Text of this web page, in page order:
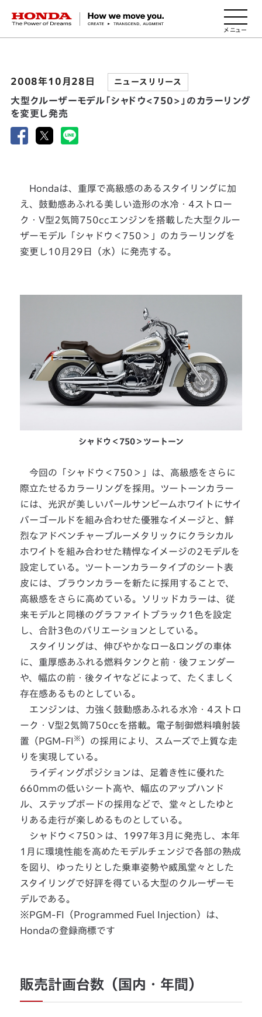
HONDA The Power of Dreams
2008年10月28日 ニュースリリース
大型クルーザーモデル「シャドウ<750>」のカラーリング
を変更し発売
Hondaは、重厚で高級感のあるスタイリングに加
え、鼓動感あふれる美しい造形の水冷・4ストロー
ク・V型2気筒750ccエンジンを搭載した大型クルー
ザーモデル「シャドウ＜750＞」のカラーリングを
変更し10月29日（水）に発売する。
シャドウ＜750＞ツートーン
今回の「シャドウ＜750＞」は、高級感をさらに
際立たせるカラーリングを採用。ツートーンカラー
には、光沢が美しいパールサンビームホワイトにサイ
バーゴールドを組み合わせた優雅なイメージと、鮮
烈なアドベンチャーブルーメタリックにクラシカル
ホワイトを組み合わせた精悍なイメージの2モデルを
設定している。ツートーンカラータイプのシート表
皮には、ブラウンカラーを新たに採用することで、
高級感をさらに高めている。ソリッドカラーは、従
来モデルと同様のグラファイトブラック1色を設定
し、合計3色のバリエーションとしている。
スタイリングは、伸びやかなロー&ロングの車体
に、重厚感あふれる燃料タンクと前・後フェンダー
や、幅広の前・後タイヤなどによって、たくましく
存在感あるものとしている。
エンジンは、力強く鼓動感あふれる水冷・4ストロ
ーク・V型2気筒750ccを搭載。電子制御燃料噴射装
置（PGM-FI ※ ）の採用により、スムーズで上質な走
りを実現している。
ライディングポジションは、足着き性に優れた
660mmの低いシート高や、幅広のアップハンド
ル、ステップボードの採用などで、堂々としたゆと
りある走行が楽しめるものとしている。
シャドウ＜750＞は、1997年3月に発売し、本年
1月に環境性能を高めたモデルチェンジで各部の熟成
を図り、ゆったりとした乗車姿勢や威風堂々とした
スタイリングで好評を得ている大型のクルーザーモ
デルである。
※PGM-FI（Programmed Fuel Injection）は、
Hondaの登録商標です
販売計画台数（国内・年間）